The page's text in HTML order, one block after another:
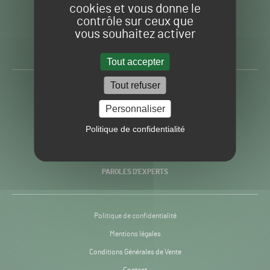
cookies et vous donne le
contrôle sur ceux que
vous souhaitez activer
Tout accepter
Tout refuser
Personnaliser
Politique de confidentialité
Gazon
Sport
H24
-
Toute l’info autour du
PRATIQUES
PAROLES D’EXPERTS
Politique de confidentialité
Mentions légales
Conditions Générales de Vente